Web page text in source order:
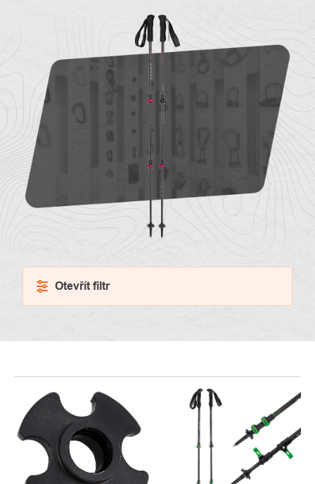
O
nás
Kontakty
Otevřít filtr
PRODUKTŮ